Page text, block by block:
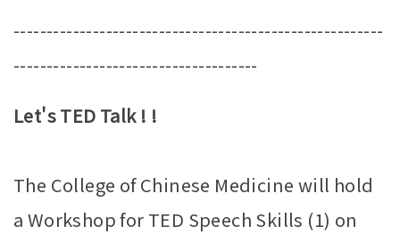
--------------------------------------------------------
-------------------------------------
Let's TED Talk ! !
The College of Chinese Medicine will hold
a Workshop for TED Speech Skills (1) on